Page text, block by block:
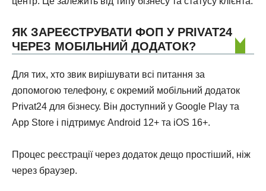
ЯК ЗАРЕЄСТРУВАТИ ФОП У PRIVAT24
ЧЕРЕЗ МОБІЛЬНИЙ ДОДАТОК?
Для тих, хто звик вирішувати всі питання за
допомогою телефону, є окремий мобільний додаток
Privat24 для бізнесу. Він доступний у Google Play та
App Store і підтримує Android 12+ та iOS 16+.
Процес реєстрації через додаток дещо простіший, ніж
через браузер.